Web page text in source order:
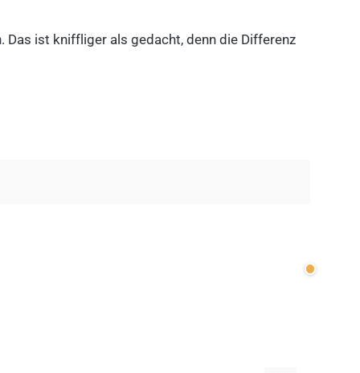
Das ist kniffliger als gedacht, denn die Differenz
Wenige